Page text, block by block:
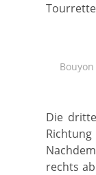
Bouyon
Die
rechts